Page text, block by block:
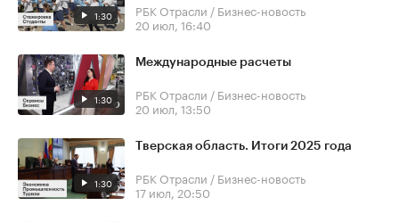
1:30
РБК Отрасли / Бизнес-новость
20 июл, 16:40
1:30
Международные расчеты
РБК Отрасли / Бизнес-новость
20 июл, 13:50
1:30
Тверская область. Итоги 2025 года
РБК Отрасли / Бизнес-новость
17 июл, 20:50